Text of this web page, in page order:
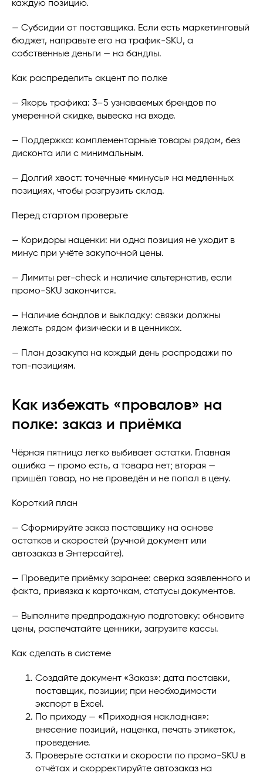
каждую позицию.
— Субсидии от поставщика. Если есть маркетинговый
бюджет, направьте его на трафик-SKU, а
собственные деньги — на бандлы.
Как распределить акцент по полке
— Якорь трафика: 3–5 узнаваемых брендов по
умеренной скидке, вывеска на входе.
— Поддержка: комплементарные товары рядом, без
дисконта или с минимальным.
— Долгий хвост: точечные «минусы» на медленных
позициях, чтобы разгрузить склад.
Перед стартом проверьте
— Коридоры наценки: ни одна позиция не уходит в
минус при учёте закупочной цены.
— Лимиты per-check и наличие альтернатив, если
промо-SKU закончится.
— Наличие бандлов и выкладку: связки должны
лежать рядом физически и в ценниках.
— План дозакупа на каждый день распродажи по
топ-позициям.
Как избежать «провалов» на
полке: заказ и приёмка
Чёрная пятница легко выбивает остатки. Главная
ошибка — промо есть, а товара нет; вторая —
пришёл товар, но не проведён и не попал в цену.
Короткий план
— Сформируйте заказ поставщику на основе
остатков и скоростей (ручной документ или
автозаказ в Энтерсайте).
— Проведите приёмку заранее: сверка заявленного и
факта, привязка к карточкам, статусы документов.
— Выполните предпродажную подготовку: обновите
цены, распечатайте ценники, загрузите кассы.
Как сделать в системе
Создайте документ «Заказ»: дата поставки,
поставщик, позиции; при необходимости
экспорт в Excel.
По приходу — «Приходная накладная»:
внесение позиций, наценка, печать этикеток,
проведение.
Проверьте остатки и скорости по промо-SKU в
отчётах и скорректируйте автозаказ на